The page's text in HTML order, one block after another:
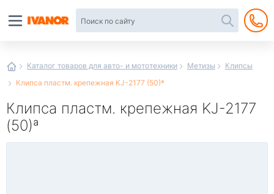
Каталог товаров для авто- и мототехники Метизы
Клипсы
Клипса пластм. крепежная KJ-2177 (50)ª
Клипса пластм. крепежная KJ-2177
(50)ª
интернет-